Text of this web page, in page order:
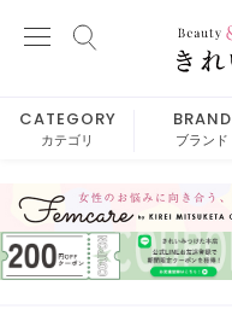
CATEGORY
カテゴリ
BRAND
ブランド